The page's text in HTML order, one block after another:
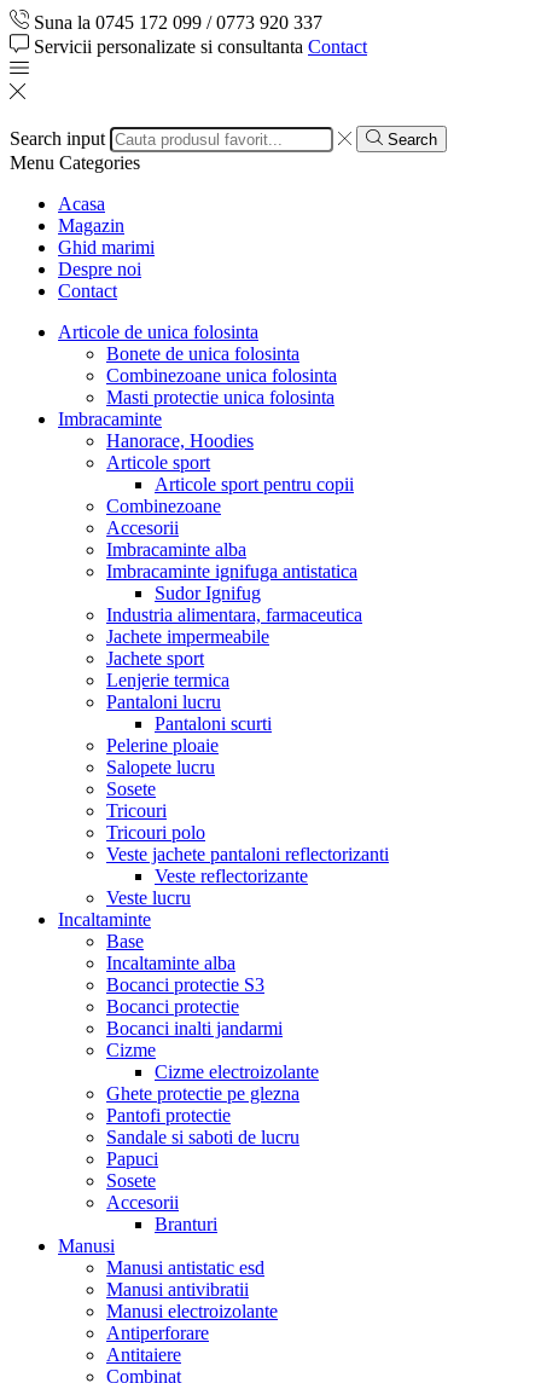
Suna la 0745 172 099 / 0773 920 337
Servicii personalizate si consultanta Contact
Search input Search
Menu Categories
Acasa
Magazin
Ghid marimi
Despre noi
Contact
Articole de unica folosinta
Bonete de unica folosinta
Combinezoane unica folosinta
Masti protectie unica folosinta
Imbracaminte
Hanorace, Hoodies
Articole sport
Articole sport pentru copii
Combinezoane
Accesorii
Imbracaminte alba
Imbracaminte ignifuga antistatica
Sudor Ignifug
Industria alimentara, farmaceutica
Jachete impermeabile
Jachete sport
Lenjerie termica
Pantaloni lucru
Pantaloni scurti
Pelerine ploaie
Salopete lucru
Sosete
Tricouri
Tricouri polo
Veste jachete pantaloni reflectorizanti
Veste reflectorizante
Veste lucru
Incaltaminte
Base
Incaltaminte alba
Bocanci protectie S3
Bocanci protectie
Bocanci inalti jandarmi
Cizme
Cizme electroizolante
Ghete protectie pe glezna
Pantofi protectie
Sandale si saboti de lucru
Papuci
Sosete
Accesorii
Branturi
Manusi
Manusi antistatic esd
Manusi antivibratii
Manusi electroizolante
Antiperforare
Antitaiere
Combinat